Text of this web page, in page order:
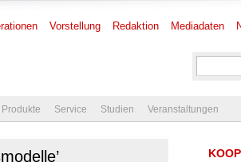
Vorstellung Redaktion Mediadaten
Produkte Service Studien Veranstaltungen